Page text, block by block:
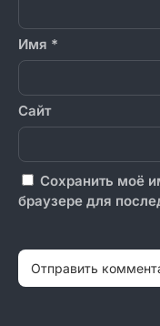
Имя *
Сайт
Сохранить моё
браузере для